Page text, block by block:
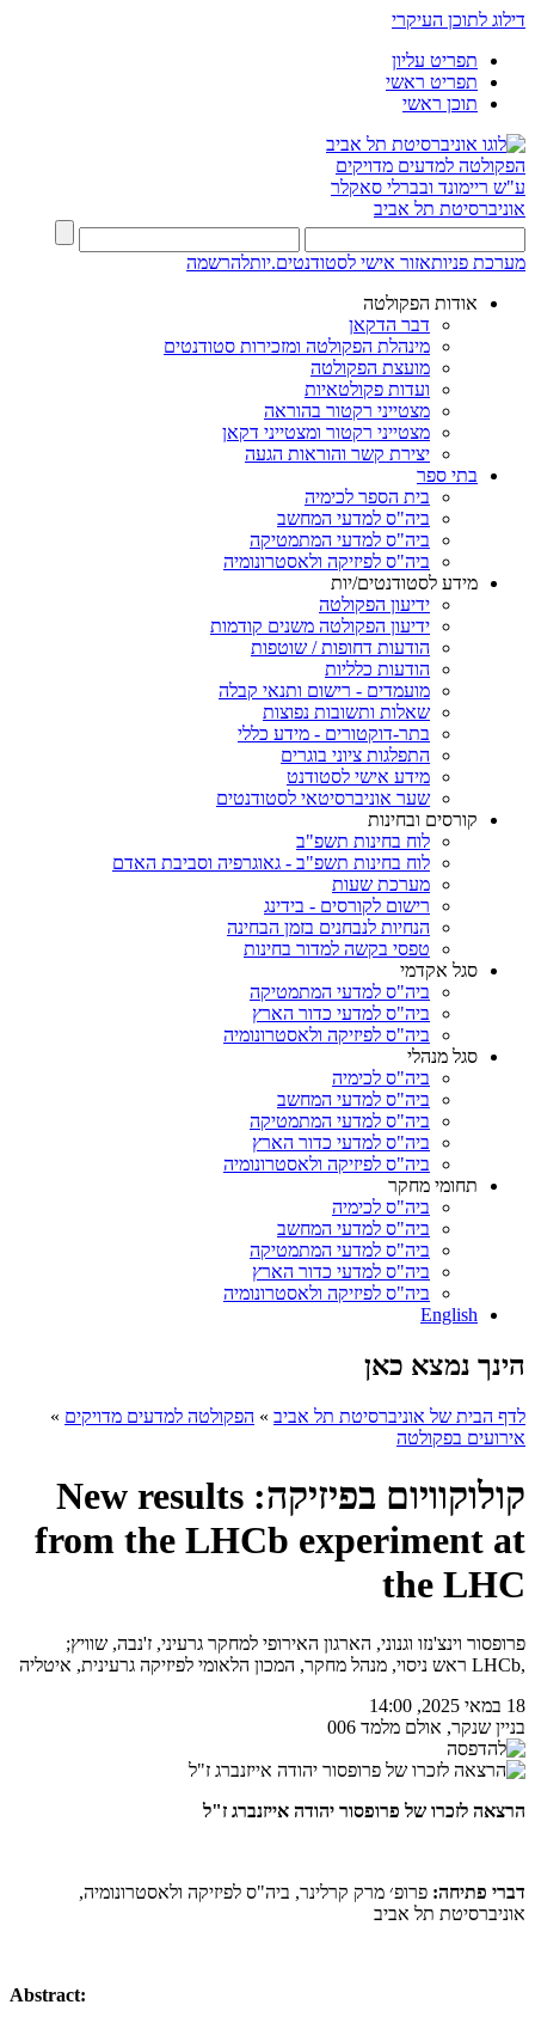
דילוג לתוכן העיקרי
תפריט עליון
תפריט ראשי
תוכן ראשי
הפקולטה למדעים מדויקים
ע"ש ריימונד ובברלי סאקלר
אוניברסיטת תל אביב
מערכת פניותאזור אישי לסטודנטים.יותלהרשמה
אודות הפקולטה
דבר הדקאן
מינהלת הפקולטה ומזכירות סטודנטים
מועצת הפקולטה
ועדות פקולטאיות
מצטייני רקטור בהוראה
מצטייני רקטור ומצטייני דקאן
יצירת קשר והוראות הגעה
בתי ספר
בית הספר לכימיה
ביה"ס למדעי המחשב
ביה"ס למדעי המתמטיקה
ביה"ס לפיזיקה ולאסטרונומיה
מידע לסטודנטים/יות
ידיעון הפקולטה
ידיעון הפקולטה משנים קודמות
הודעות דחופות / שוטפות
הודעות כלליות
מועמדים - רישום ותנאי קבלה
שאלות ותשובות נפוצות
בתר-דוקטורים - מידע כללי
התפלגות ציוני בוגרים
מידע אישי לסטודנט
שער אוניברסיטאי לסטודנטים
קורסים ובחינות
לוח בחינות תשפ"ב
לוח בחינות תשפ"ב - גאוגרפיה וסביבת האדם
מערכת שעות
רישום לקורסים - בידינג
הנחיות לנבחנים בזמן הבחינה
טפסי בקשה למדור בחינות
סגל אקדמי
ביה"ס למדעי המתמטיקה
ביה"ס למדעי כדור הארץ
ביה"ס לפיזיקה ולאסטרונומיה
סגל מנהלי
ביה"ס לכימיה
ביה"ס למדעי המחשב
ביה"ס למדעי המתמטיקה
ביה"ס למדעי כדור הארץ
ביה"ס לפיזיקה ולאסטרונומיה
תחומי מחקר
ביה"ס לכימיה
ביה"ס למדעי המחשב
ביה"ס למדעי המתמטיקה
ביה"ס למדעי כדור הארץ
ביה"ס לפיזיקה ולאסטרונומיה
English
הינך נמצא כאן
לדף הבית של אוניברסיטת תל אביב » הפקולטה למדעים מדויקים »
אירועים בפקולטה
קולוקוויום בפיזיקה: New results
from the LHCb experiment at
the LHC
פרופסור וינצ'נזו וגנוני, הארגון האירופי למחקר גרעיני, ז'נבה, שוויץ;
,LHCb ראש ניסוי, מנהל מחקר, המכון הלאומי לפיזיקה גרעינית, איטליה
18 במאי 2025, 14:00
בניין שנקר, אולם מלמד 006
הרצאה לזכרו של פרופסור יהודה אייזנברג ז"ל
דברי פתיחה: פרופ׳ מרק קרלינר, ביה"ס לפיזיקה ולאסטרונומיה,
אוניברסיטת תל אביב
Abstract: